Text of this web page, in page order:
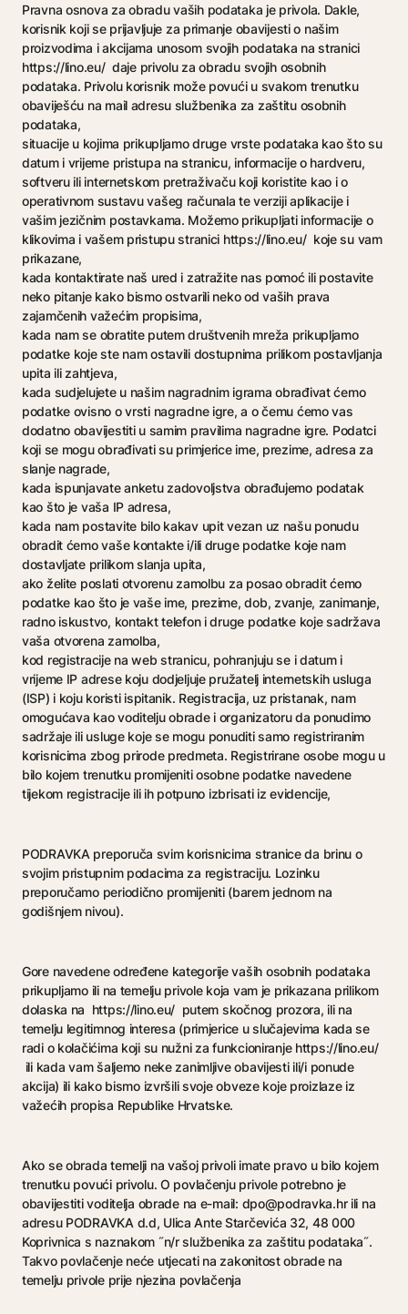
Pravna osnova za obradu vaših podataka je privola. Dakle,
korisnik koji se prijavljuje za primanje obavijesti o našim
proizvodima i akcijama unosom svojih podataka na stranici
https://lino.eu/ daje privolu za obradu svojih osobnih
podataka. Privolu korisnik može povući u svakom trenutku
obaviješću na mail adresu službenika za zaštitu osobnih
podataka,
situacije u kojima prikupljamo druge vrste podataka kao što su
datum i vrijeme pristupa na stranicu, informacije o hardveru,
softveru ili internetskom pretraživaču koji koristite kao i o
operativnom sustavu vašeg računala te verziji aplikacije i
vašim jezičnim postavkama. Možemo prikupljati informacije o
klikovima i vašem pristupu stranici https://lino.eu/ koje su vam
prikazane,
kada kontaktirate naš ured i zatražite nas pomoć ili postavite
neko pitanje kako bismo ostvarili neko od vaših prava
zajamčenih važećim propisima,
kada nam se obratite putem društvenih mreža prikupljamo
podatke koje ste nam ostavili dostupnima prilikom postavljanja
upita ili zahtjeva,
kada sudjelujete u našim nagradnim igrama obrađivat ćemo
podatke ovisno o vrsti nagradne igre, a o čemu ćemo vas
dodatno obavijestiti u samim pravilima nagradne igre. Podatci
koji se mogu obrađivati su primjerice ime, prezime, adresa za
slanje nagrade,
kada ispunjavate anketu zadovoljstva obrađujemo podatak
kao što je vaša IP adresa,
kada nam postavite bilo kakav upit vezan uz našu ponudu
obradit ćemo vaše kontakte i/ili druge podatke koje nam
dostavljate prilikom slanja upita,
ako želite poslati otvorenu zamolbu za posao obradit ćemo
podatke kao što je vaše ime, prezime, dob, zvanje, zanimanje,
radno iskustvo, kontakt telefon i druge podatke koje sadržava
vaša otvorena zamolba,
kod registracije na web stranicu, pohranjuju se i datum i
vrijeme IP adrese koju dodjeljuje pružatelj internetskih usluga
(ISP) i koju koristi ispitanik. Registracija, uz pristanak, nam
omogućava kao voditelju obrade i organizatoru da ponudimo
sadržaje ili usluge koje se mogu ponuditi samo registriranim
korisnicima zbog prirode predmeta. Registrirane osobe mogu u
bilo kojem trenutku promijeniti osobne podatke navedene
tijekom registracije ili ih potpuno izbrisati iz evidencije,
PODRAVKA preporuča svim korisnicima stranice da brinu o
svojim pristupnim podacima za registraciju. Lozinku
preporučamo periodično promijeniti (barem jednom na
godišnjem nivou).
Gore navedene određene kategorije vaših osobnih podataka
prikupljamo ili na temelju privole koja vam je prikazana prilikom
dolaska na https://lino.eu/ putem skočnog prozora, ili na
temelju legitimnog interesa (primjerice u slučajevima kada se
radi o kolačićima koji su nužni za funkcioniranje https://lino.eu/
ili kada vam šaljemo neke zanimljive obavijesti ili/i ponude
akcija) ili kako bismo izvršili svoje obveze koje proizlaze iz
važećih propisa Republike Hrvatske.
Ako se obrada temelji na vašoj privoli imate pravo u bilo kojem
trenutku povući privolu. O povlačenju privole potrebno je
obavijestiti voditelja obrade na e-mail: dpo@podravka.hr ili na
adresu PODRAVKA d.d, Ulica Ante Starčevića 32, 48 000
Koprivnica s naznakom ˝n/r službenika za zaštitu podataka˝.
Takvo povlačenje neće utjecati na zakonitost obrade na
temelju privole prije njezina povlačenja